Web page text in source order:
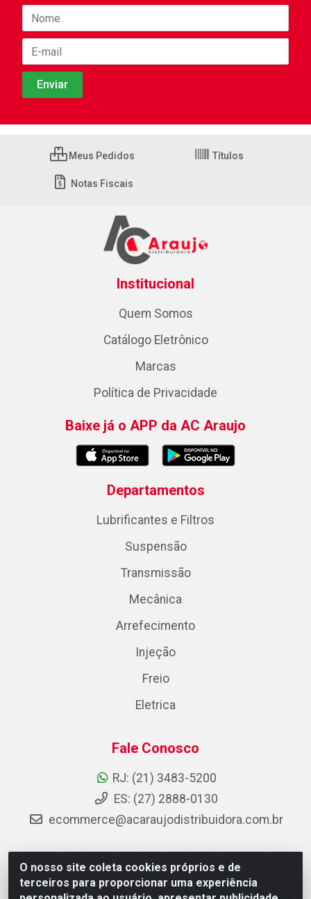
O nosso site coleta cookies próprios e de
terceiros para proporcionar uma experiência
Meus Pedidos Títulos
Notas Fiscais
Institucional
Quem Somos
Catálogo Eletrônico
Marcas
Política de Privacidade
Baixe já o APP da AC Araujo
Departamentos
Lubrificantes e Filtros
Suspensão
Transmissão
Mecânica
Arrefecimento
Injeção
Freio
Eletrica
Fale Conosco
RJ: (21) 3483-5200
ES: (27) 2888-0130
ecommerce@acaraujodistribuidora.com.br
AC Araujo Distribuidora - Rua Carneiro de Campos, 42 -
São Cristóvão, Rio de Janeiro/RJ - CEP 20.920-410 -